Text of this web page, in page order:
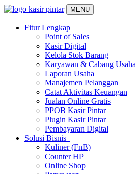
MENU
Fitur Lengkap
Point of Sales
Kasir Digital
Kelola Stok Barang
Karyawan & Cabang Usaha
Laporan Usaha
Manajemen Pelanggan
Catat Aktivitas Keuangan
Jualan Online Gratis
PPOB Kasir Pintar
Plugin Kasir Pintar
Pembayaran Digital
Solusi Bisnis
Kuliner (FnB)
Counter HP
Online Shop